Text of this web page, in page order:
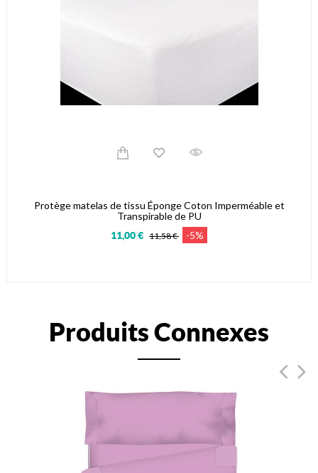
Protège matelas de tissu Éponge Coton Imperméable et
Transpirable de PU
11,00 € 11,58 € -5%
Produits Connexes